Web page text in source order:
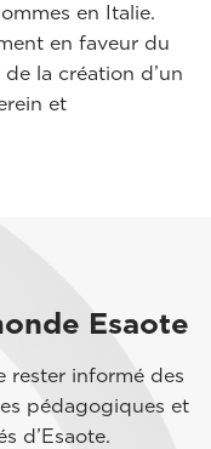
en Italie.
en faveur du
la création d’un
et
Esaote
rester informé des
pédagogiques et
d’Esaote.